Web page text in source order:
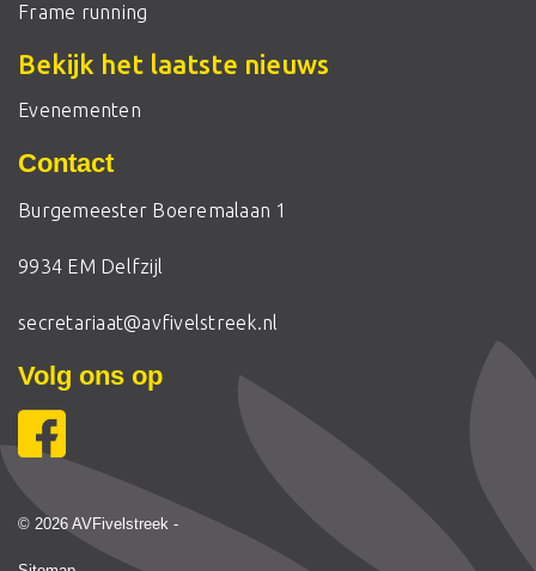
Frame running
Bekijk het laatste nieuws
Evenementen
Contact
Burgemeester Boeremalaan 1
9934 EM Delfzijl
secretariaat@avfivelstreek.nl
Volg ons op
© 2026 AVFivelstreek -